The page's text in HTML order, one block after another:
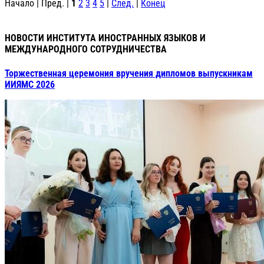
Начало | Пред. | 1 2 3 4 5 След. Конец
НОВОСТИ ИНСТИТУТА ИНОСТРАННЫХ ЯЗЫКОВ И
МЕЖДУНАРОДНОГО СОТРУДНИЧЕСТВА
Торжественная церемония вручения дипломов выпускникам
ИИЯМС 2026